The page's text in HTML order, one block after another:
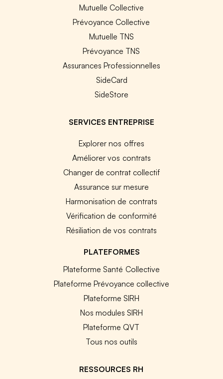
Mutuelle Collective
Prévoyance Collective
Mutuelle TNS
Prévoyance TNS
Assurances Professionnelles
SideCard
SideStore
SERVICES ENTREPRISE
Explorer nos offres
Améliorer vos contrats
Changer de contrat collectif
Assurance sur mesure
Harmonisation de contrats
Vérification de conformité
Résiliation de vos contrats
PLATEFORMES
Plateforme Santé Collective
Plateforme Prévoyance collective
Plateforme SIRH
Nos modules SIRH
Plateforme QVT
Tous nos outils
RESSOURCES RH